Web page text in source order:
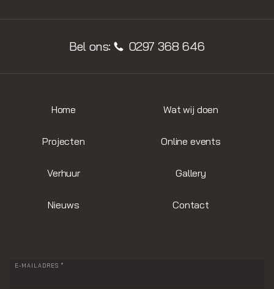
Bel ons: 0297 368 646
Home Wat wij doen
Projecten Online events
Verhuur Gallery
Nieuws Contact
E-MAILADRES *